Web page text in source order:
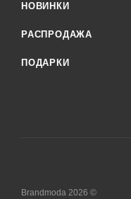
НОВИНКИ
РАСПРОДАЖА
ПОДАРКИ
Brandmoda 2026 ©